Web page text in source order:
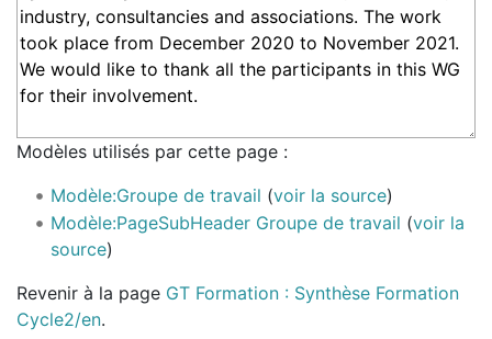
Modèles utilisés par cette page :
Modèle:Groupe de travail (voir la source)
Modèle:PageSubHeader Groupe de travail (voir la
source)
Revenir à la page GT Formation : Synthèse Formation
Cycle2/en.